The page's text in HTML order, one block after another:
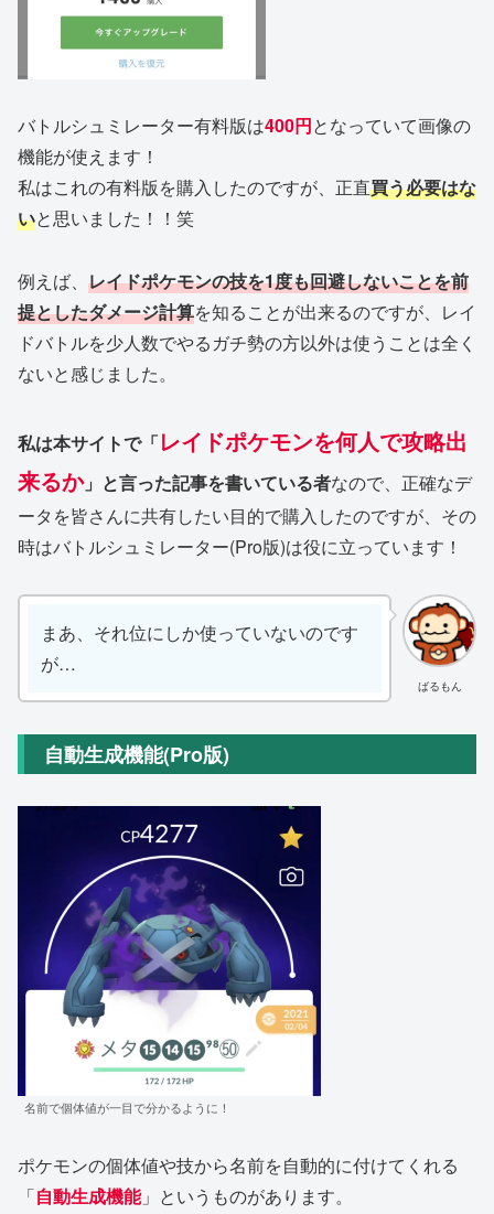
バトルシュミレーター有料版は400円となっていて画像の
機能が使えます！
私はこれの有料版を購入したのですが、正直買う必要はな
いと思いました！！笑
例えば、 レイドポケモンの技を1度も回避しないことを前
提としたダメージ計算を知ることが出来るのですが、レイ
ドバトルを少人数でやるガチ勢の方以外は使うことは全く
ないと感じました。
私は本サイトで「レイドポケモンを何人で攻略出
来るか」と言った記事を書いている者なので、正確なデ
ータを皆さんに共有したい目的で購入したのですが、その
時はバトルシュミレーター(Pro版)は役に立っています！
ばるもん
まあ、それ位にしか使っていないのです
が…
自動生成機能(Pro版)
名前で個体値が一目で分かるように！
ポケモンの個体値や技から名前を自動的に付けてくれる
「自動生成機能」というものがあります。